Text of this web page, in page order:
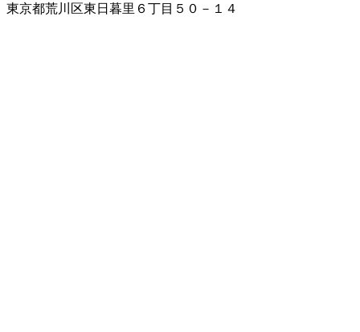
東京都荒川区東日暮里６丁目５０－１４